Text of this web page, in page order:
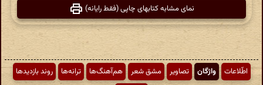
نمای مشابه کتابهای چاپی (فقط رایانه)
اطّلاعات واژگان تصاویر مشق شعر هم‌آهنگ‌ها ترانه‌ها
روند بازدیدها